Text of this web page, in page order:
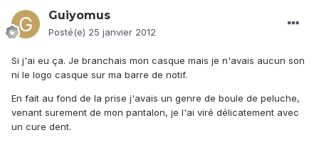
Guiyomus
Posté(e) 25 janvier 2012
Si j'ai eu ça. Je branchais mon casque mais je n'avais aucun son
ni le logo casque sur ma barre de notif.
En fait au fond de la prise j'avais un genre de boule de peluche,
venant surement de mon pantalon, je l'ai viré délicatement avec
un cure dent.